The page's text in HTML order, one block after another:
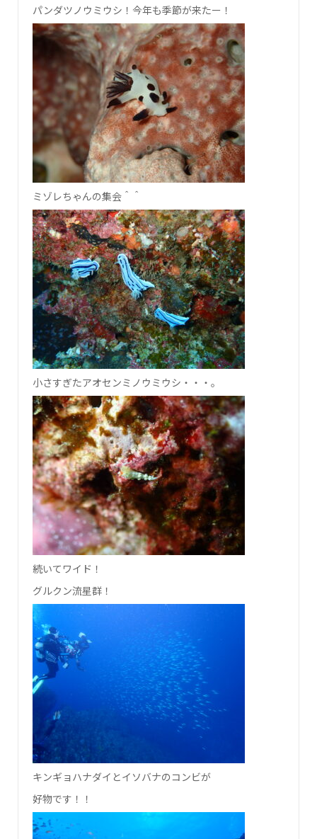
パンダツノウミウシ！今年も季節が来たー！
ミゾレちゃんの集会＾＾
小さすぎたアオセンミノウミウシ・・・。
続いてワイド！
グルクン流星群！
キンギョハナダイとイソバナのコンビが
好物です！！